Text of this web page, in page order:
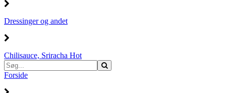
Dressinger og andet
Chilisauce, Sriracha Hot
Forside